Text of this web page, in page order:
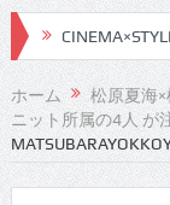
ホーム
松原夏海
ニット所属の4人 が